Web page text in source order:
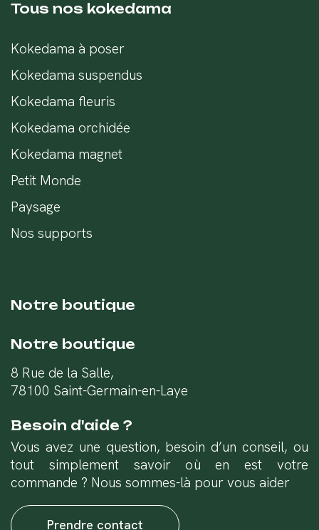
Tous nos kokedama
Kokedama à poser
Kokedama suspendus
Kokedama fleuris
Kokedama orchidée
Kokedama magnet
Petit Monde
Paysage
Nos supports
Notre boutique
Notre boutique
8 Rue de la Salle,
78100 Saint-Germain-en-Laye
Besoin d'aide ?
Vous avez une question, besoin d’un conseil, ou
tout simplement savoir où en est votre
commande ? Nous sommes-là pour vous aider
Prendre contact